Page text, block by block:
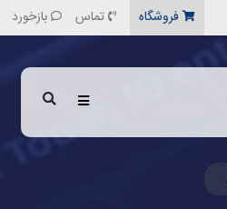
رفتن به محتوای اصلی
فروشگاه تماس بازخورد